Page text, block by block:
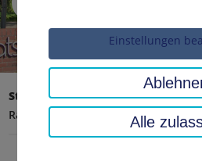
Startseite
Verkehr,
Radverkehr
Einstellungen
Alle